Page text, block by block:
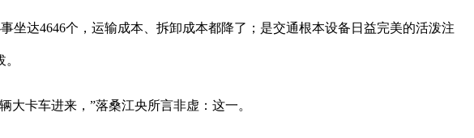
达4646个，运输成本、拆卸成本都降了；是交通根本设备日益完美的活泼注
卡车进来，”落桑江央所言非虚：这一。